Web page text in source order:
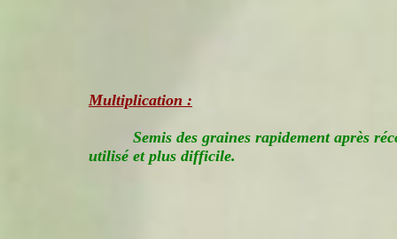
Multiplication :
Semis des graines rapidement après
utilisé et plus difficile.